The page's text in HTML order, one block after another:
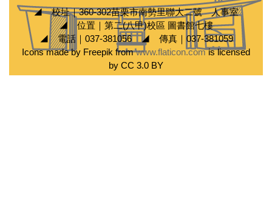
◢ 校址｜360-302苗栗市南勢里聯大二號 人事室
◢ 位置｜第二(八甲)校區 圖書館七樓
◢ 電話｜037-381056 ◢ 傳真｜037-381059
Icons made by Freepik fromwww.flaticon.comis licensed
by CC 3.0 BY